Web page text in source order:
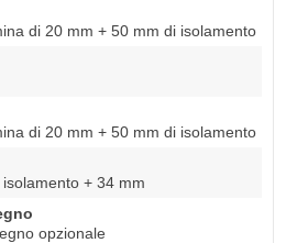
di 20 mm + 50 mm di isolamento
di 20 mm + 50 mm di isolamento
+ 34 mm
opzionale